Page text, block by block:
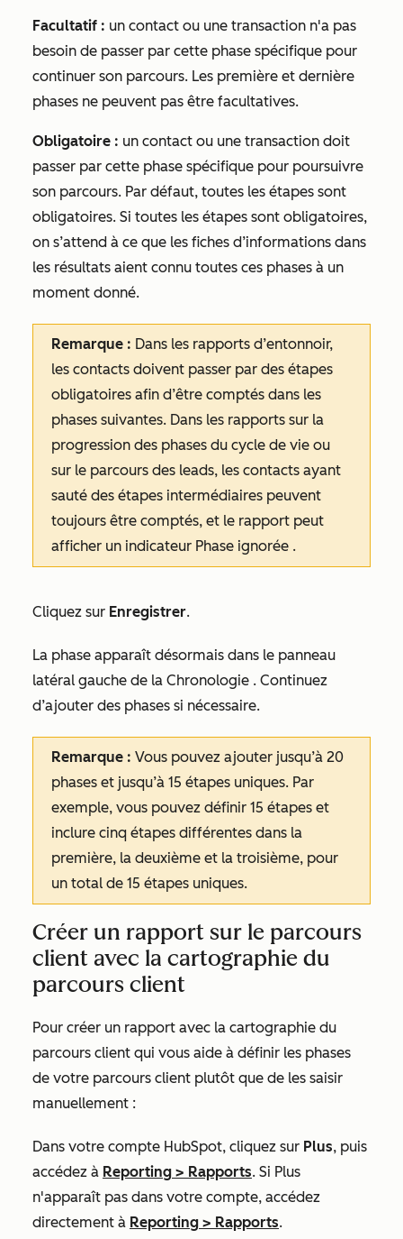
Facultatif : un contact ou une transaction n'a pas
besoin de passer par cette phase spécifique pour
continuer son parcours. Les première et dernière
phases ne peuvent pas être facultatives.
Obligatoire : un contact ou une transaction doit
passer par cette phase spécifique pour poursuivre
son parcours. Par défaut, toutes les étapes sont
obligatoires. Si toutes les étapes sont obligatoires,
on s’attend à ce que les fiches d’informations dans
les résultats aient connu toutes ces phases à un
moment donné.
Remarque : Dans les rapports d’entonnoir,
les contacts doivent passer par des étapes
obligatoires afin d’être comptés dans les
phases suivantes. Dans les rapports sur la
progression des phases du cycle de vie ou
sur le parcours des leads, les contacts ayant
sauté des étapes intermédiaires peuvent
toujours être comptés, et le rapport peut
afficher un indicateur Phase ignorée .
Cliquez sur Enregistrer.
La phase apparaît désormais dans le panneau
latéral gauche de la Chronologie . Continuez
d’ajouter des phases si nécessaire.
Remarque : Vous pouvez ajouter jusqu’à 20
phases et jusqu’à 15 étapes uniques. Par
exemple, vous pouvez définir 15 étapes et
inclure cinq étapes différentes dans la
première, la deuxième et la troisième, pour
un total de 15 étapes uniques.
Créer un rapport sur le parcours
client avec la cartographie du
parcours client
Pour créer un rapport avec la cartographie du
parcours client qui vous aide à définir les phases
de votre parcours client plutôt que de les saisir
manuellement :
Dans votre compte HubSpot, cliquez sur Plus, puis
accédez à Reporting > Rapports. Si Plus
n'apparaît pas dans votre compte, accédez
directement à Reporting > Rapports.